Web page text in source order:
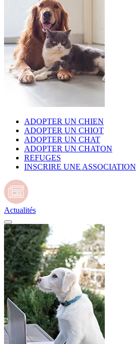
ADOPTER UN CHIEN
ADOPTER UN CHIOT
ADOPTER UN CHAT
ADOPTER UN CHATON
REFUGES
INSCRIRE UNE ASSOCIATION
Actualités